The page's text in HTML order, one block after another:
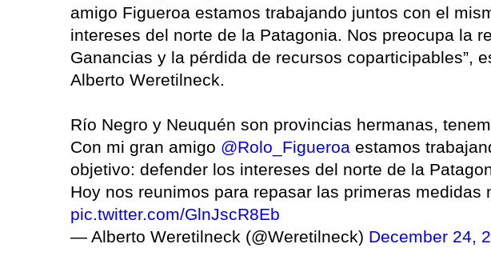
amigo Figueroa estamos trabajando juntos con el
intereses del norte de la Patagonia. Nos preocupa la
Ganancias y la pérdida de recursos coparticipables”,
Alberto Weretilneck.
Río Negro y Neuquén son provincias hermanas,
Con mi gran amigo @Rolo_Figueroa estamos
objetivo: defender los intereses del norte de la
Hoy nos reunimos para repasar las primeras
pic.twitter.com/GlnJscR8Eb
— Alberto Weretilneck (@Weretilneck) December 24,